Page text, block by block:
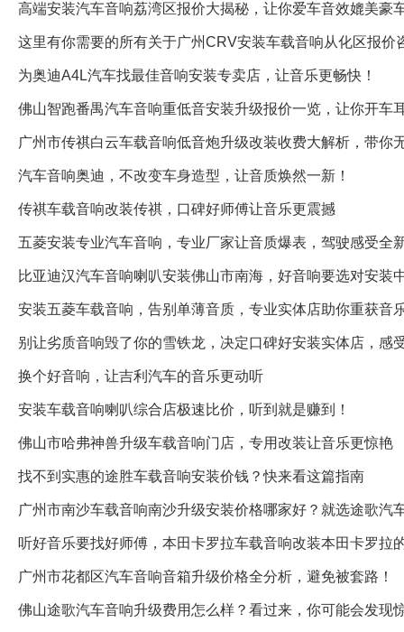
高端安装汽车音响荔湾区报价大揭秘，让你爱车音效媲美豪
这里有你需要的所有关于广州CRV安装车载音响从化区报价
为奥迪A4L汽车找最佳音响安装专卖店，让音乐更畅快！
佛山智跑番禺汽车音响重低音安装升级报价一览，让你开车
广州市传祺白云车载音响低音炮升级改装收费大解析，带你
汽车音响奥迪，不改变车身造型，让音质焕然一新！
传祺车载音响改装传祺，口碑好师傅让音乐更震撼
五菱安装专业汽车音响，专业厂家让音质爆表，驾驶感受全
比亚迪汉汽车音响喇叭安装佛山市南海，好音响要选对安装
安装五菱车载音响，告别单薄音质，专业实体店助你重获音
别让劣质音响毁了你的雪铁龙，决定口碑好安装实体店，感
换个好音响，让吉利汽车的音乐更动听
安装车载音响喇叭综合店极速比价，听到就是赚到！
佛山市哈弗神兽升级车载音响门店，专用改装让音乐更惊艳
找不到实惠的途胜车载音响安装价钱？快来看这篇指南
广州市南沙车载音响南沙升级安装价格哪家好？就选途歌汽
听好音乐要找好师傅，本田卡罗拉车载音响改装本田卡罗拉
广州市花都区汽车音响音箱升级价格全分析，避免被套路！
佛山途歌汽车音响升级费用怎么样？看过来，你可能会发现